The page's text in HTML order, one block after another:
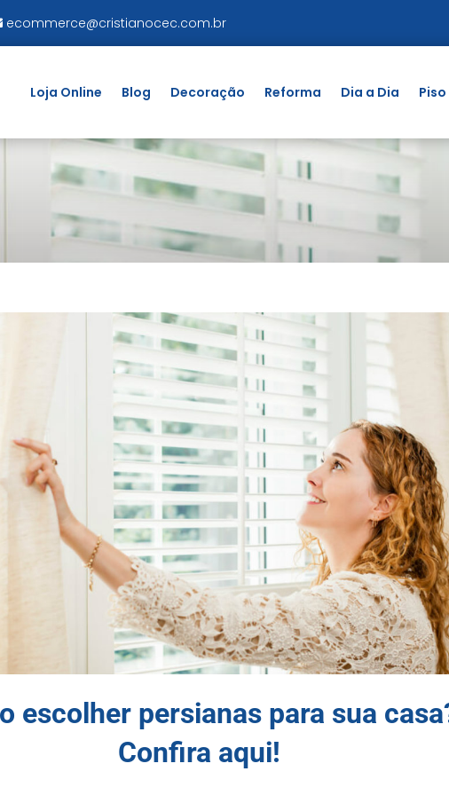
ecommerce@cristianocec.com.br
Loja Online Blog Decoração Reforma Dia a Dia
escolher persianas para sua
Confira aqui!